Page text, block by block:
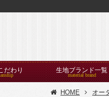
だわり 生地ブランド一覧
HOME オー